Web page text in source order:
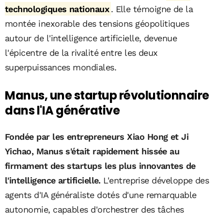
technologiques nationaux . Elle témoigne de la
montée inexorable des tensions géopolitiques
autour de l'intelligence artificielle, devenue
l'épicentre de la rivalité entre les deux
superpuissances mondiales.
Manus, une startup révolutionnaire
dans l'IA générative
Fondée par les entrepreneurs Xiao Hong et Ji
Yichao, Manus s'était rapidement hissée au
firmament des startups les plus innovantes de
l'intelligence artificielle. L'entreprise développe des
agents d'IA généraliste dotés d'une remarquable
autonomie, capables d'orchestrer des tâches